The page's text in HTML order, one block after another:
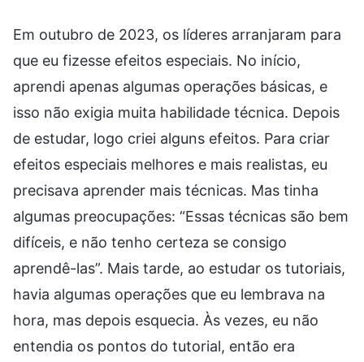
Em outubro de 2023, os líderes arranjaram para
que eu fizesse efeitos especiais. No início,
aprendi apenas algumas operações básicas, e
isso não exigia muita habilidade técnica. Depois
de estudar, logo criei alguns efeitos. Para criar
efeitos especiais melhores e mais realistas, eu
precisava aprender mais técnicas. Mas tinha
algumas preocupações: “Essas técnicas são bem
difíceis, e não tenho certeza se consigo
aprendê-las”. Mais tarde, ao estudar os tutoriais,
havia algumas operações que eu lembrava na
hora, mas depois esquecia. Às vezes, eu não
entendia os pontos do tutorial, então era